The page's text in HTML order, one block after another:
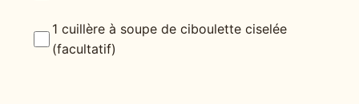
1 cuillère à soupe de ciboulette ciselée
(facultatif)